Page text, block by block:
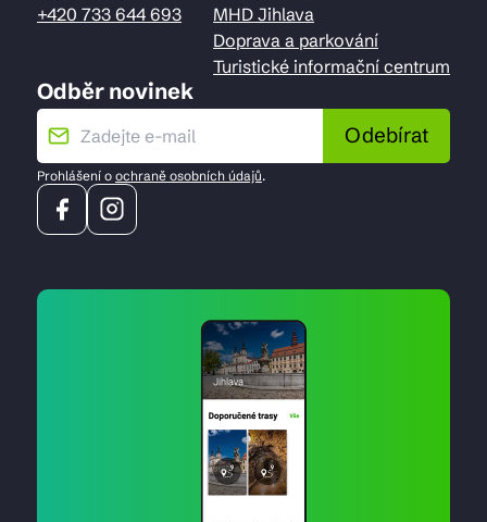
+420 733 644 693
MHD Jihlava
Doprava a parkování
Turistické informační centrum
Odběr novinek
Odebírat
Prohlášení o ochraně osobních údajů.